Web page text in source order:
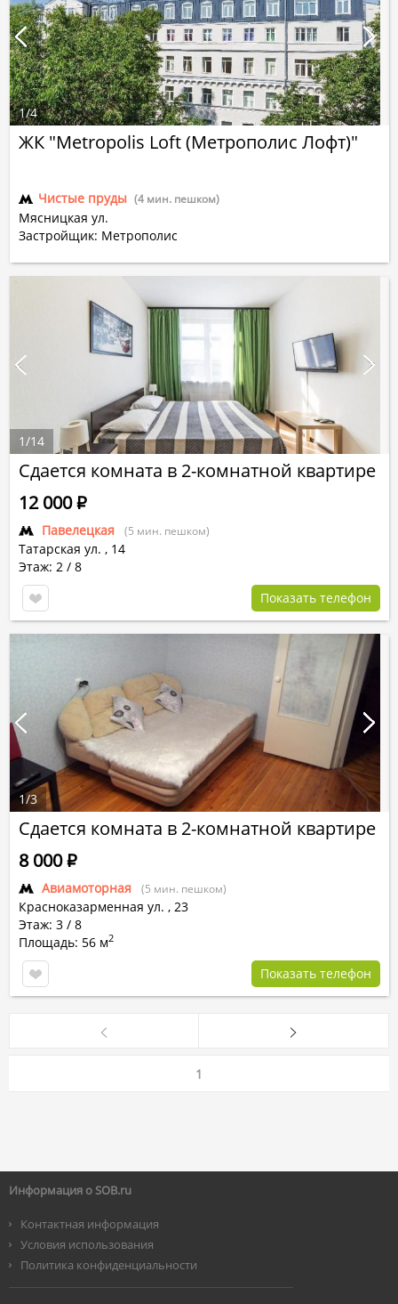
ЖК "Metropolis Loft (Метрополис Лофт)"
Чистые пруды (4 мин. пешком)
Мясницкая ул.
Застройщик: Метрополис
1/4
Сдается комната в 2-комнатной квартире
Павелецкая (5 мин. пешком)
Татарская ул. , 14
Этаж: 2 / 8
12 000Р
Показать телефон
1/14
Сдается комната в 2-комнатной квартире
Авиамоторная (5 мин. пешком)
Красноказарменная ул. , 23
Этаж: 3 / 8
Площадь: 56 м2
8 000Р
Показать телефон
1/3
1
Информация о SOB.ru
Контактная информация
Условия использования
Политика конфиденциальности